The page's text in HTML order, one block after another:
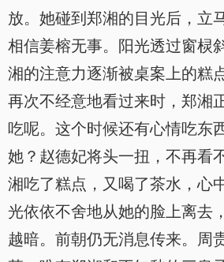
放。她碰到郑湘的目光后，立
相信姜榕无事。阳光透过窗棂
湘的注意力逐渐被桌案上的糕
再次不经意地看过来时，郑湘
吃呢。这个时候还有心情吃东
她？赵德妃将头一扭，不再看
湘吃了糕点，又喝了茶水，心
光依依不舍地从她的脸上离去
越暗。前朝仍无消息传来。周